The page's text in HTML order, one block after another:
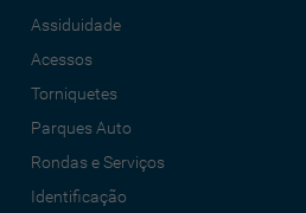
Assiduidade
Acessos
Torniquetes
Parques Auto
Rondas e Serviços
Identificação